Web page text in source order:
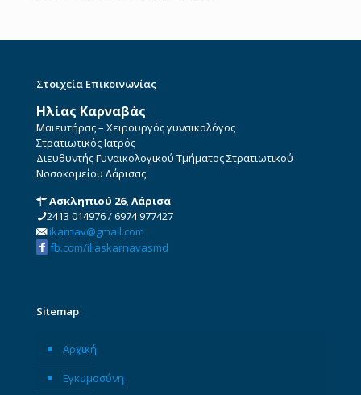
Στοιχεία Επικοινωνίας
Ηλίας Καρναβάς
Μαιευτήρας – Χειρουργός γυναικολόγος
Στρατιωτικός Ιατρός
Διευθυντής Γυναικολογικού Τμήματος Στρατιωτικού
Νοσοκομείου Λάρισας
Ασκληπιού 26, Λάρισα
2413 014976/6974 977427
ikarnav@gmail.com
fb.com/iliaskarnavasmd
Sitemap
Αρχική
Εγκυμοσύνη